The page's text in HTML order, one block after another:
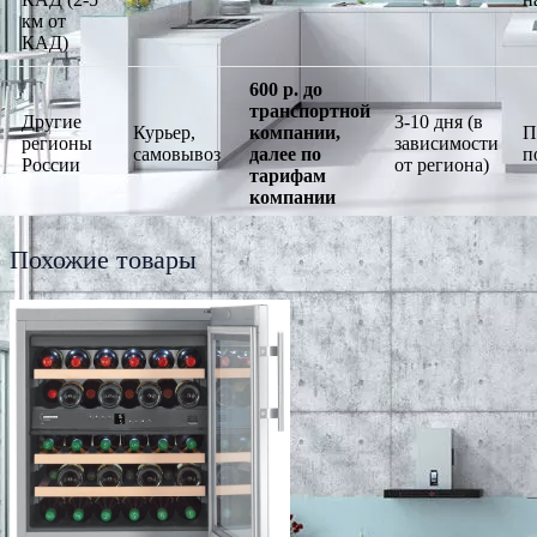
км от
КАД)
Другие
регионы
России
Курьер,
самовывоз
600 р. до
транспортной
компании,
далее по
тарифам
компании
3-10 дня (в
зависимости
от региона)
Похожие товары